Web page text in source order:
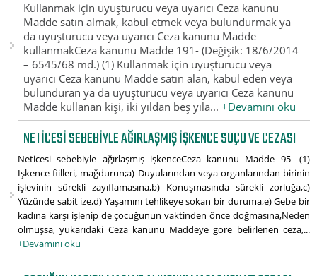
Kullanmak için uyuşturucu veya uyarıcı Ceza kanunu
Madde satın almak, kabul etmek veya bulundurmak ya
da uyuşturucu veya uyarıcı Ceza kanunu Madde
kullanmakCeza kanunu Madde 191- (Değişik: 18/6/2014
– 6545/68 md.) (1) Kullanmak için uyuşturucu veya
uyarıcı Ceza kanunu Madde satın alan, kabul eden veya
bulunduran ya da uyuşturucu veya uyarıcı Ceza kanunu
Madde kullanan kişi, iki yıldan beş yıla...+Devamını oku
NETICESI SEBEBIYLE AĞIRLAŞMIŞ IŞKENCE SUÇU VE CEZASI
Neticesi sebebiyle ağırlaşmış işkenceCeza kanunu Madde 95- (1)
İşkence fiilleri, mağdurun;a) Duyularından veya organlarından birinin
işlevinin sürekli zayıflamasına,b) Konuşmasında sürekli zorluğa,c)
Yüzünde sabit ize,d) Yaşamını tehlikeye sokan bir duruma,e) Gebe bir
kadına karşı işlenip de çocuğunun vaktinden önce doğmasına,Neden
olmuşsa, yukarıdaki Ceza kanunu Maddeye göre belirlenen ceza,...
+Devamını oku